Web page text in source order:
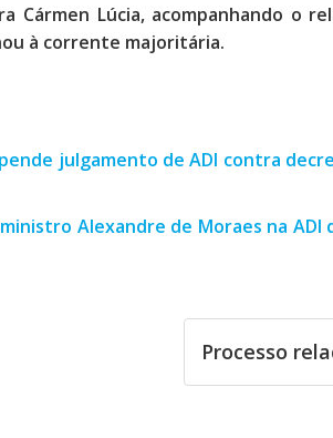
Cármen Lúcia, acompanhando o
à corrente majoritária.
julgamento de ADI contra
Alexandre de Moraes na
Processo